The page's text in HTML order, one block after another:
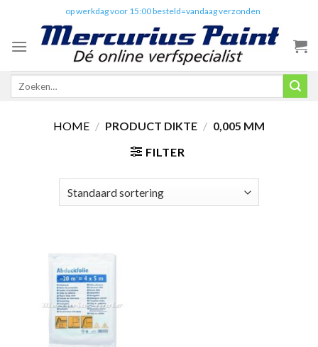
content
op werkdag voor 15:00 besteld=vandaag verzonden
Zoeken
HOME / PRODUCT DIKTE / 0,005 MM
FILTER